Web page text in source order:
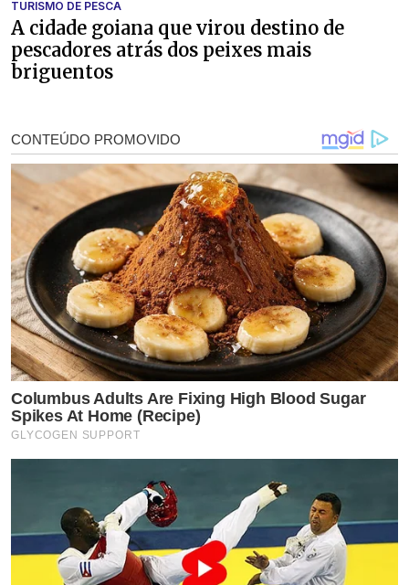
TURISMO DE PESCA
A cidade goiana que virou destino de
pescadores atrás dos peixes mais
briguentos